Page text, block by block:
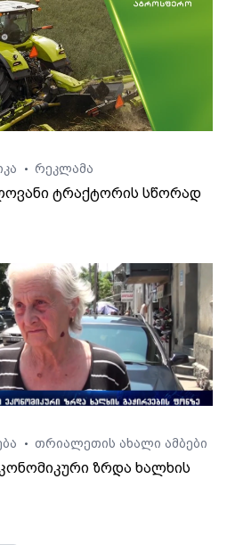
• რეკლამა
ტრაქტორის სწორად
• თრიალეთის ახალი ამბები
ზრდა ხალხის